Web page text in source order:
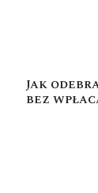
Jak
bez